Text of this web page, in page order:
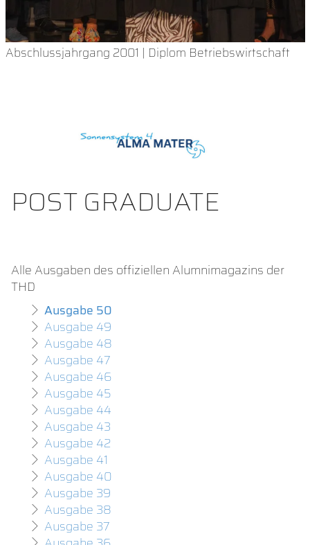
Abschlussjahrgang 2001 | Diplom Betriebswirtschaft
POST GRADUATE
Alle Ausgaben des offiziellen Alumnimagazins der
THD
Ausgabe 50
Ausgabe 49
Ausgabe 48
Ausgabe 47
Ausgabe 46
Ausgabe 45
Ausgabe 44
Ausgabe 43
Ausgabe 42
Ausgabe 41
Ausgabe 40
Ausgabe 39
Ausgabe 38
Ausgabe 37